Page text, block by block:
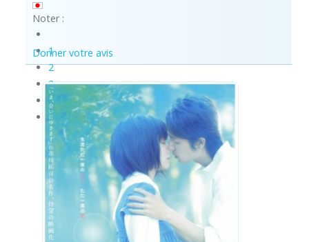
Noter :
1
2
3
4
5
Donner votre avis